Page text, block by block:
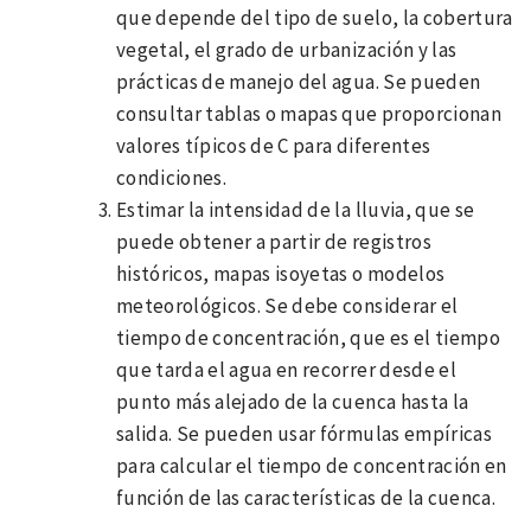
que depende del tipo de suelo, la cobertura
vegetal, el grado de urbanización y las
prácticas de manejo del agua. Se pueden
consultar tablas o mapas que proporcionan
valores típicos de C para diferentes
condiciones.
Estimar la intensidad de la lluvia, que se
puede obtener a partir de registros
históricos, mapas isoyetas o modelos
meteorológicos. Se debe considerar el
tiempo de concentración, que es el tiempo
que tarda el agua en recorrer desde el
punto más alejado de la cuenca hasta la
salida. Se pueden usar fórmulas empíricas
para calcular el tiempo de concentración en
función de las características de la cuenca.